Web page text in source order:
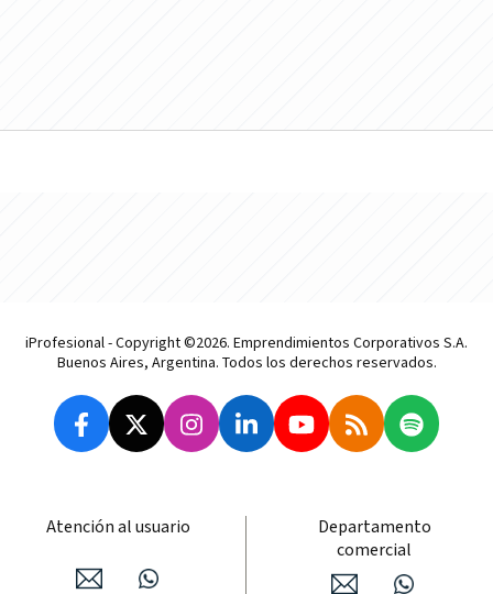
iProfesional - Copyright ©2026. Emprendimientos Corporativos S.A.
Buenos Aires, Argentina. Todos los derechos reservados.
Atención al usuario
Departamento
comercial